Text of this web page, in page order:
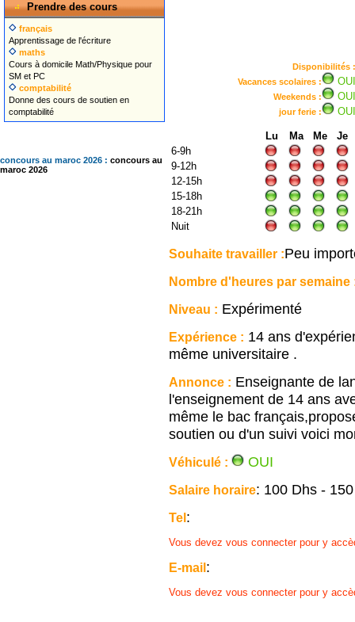
Prendre des cours
français
Apprentissage de l'écriture
maths
Cours à domicile Math/Physique pour
SM et PC
comptabilité
Donne des cours de soutien en
comptabilité
concours au maroc 2026 : concours au
maroc 2026
Disponibilités :
Vacances scolaires :
OUI
Weekends : OUI
jour ferie : OUI
Lu Ma Me
Je
6-9h
9-12h
12-15h
15-18h
18-21h
Nuit
Souhaite travailler :Peu
Nombre d'heures par semaine
Niveau : Expérimenté
Expérience : 14 ans
même universitaire .
Annonce : Enseignante de
l'enseignement de 14 ans
même le bac
soutien ou d'un suivi voici
Véhiculé : OUI
Salaire horaire: 100 Dhs -
Tel :
Vous devez vous connecter pour y
E-mail :
Vous devez vous connecter pour y